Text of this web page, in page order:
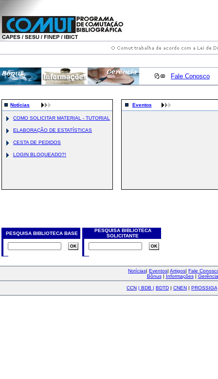
Fale Conosco
Notícias
COMO SOLICITAR MATERIAL - TUTORIAL
ELABORAÇÃO DE ESTATÍSTICAS
CESTA DE PEDIDOS
LOGIN BLOQUEADO?!
Eventos
PESQUISA BIBLIOTECA BASE
PESQUISA BIBLIOTECA
SOLICITANTE
Notícias| Eventos| Artigos| Fale
Bônus| Informações| Gerência
CCN | BDB | BDTD | CNEN | PROSSIGA